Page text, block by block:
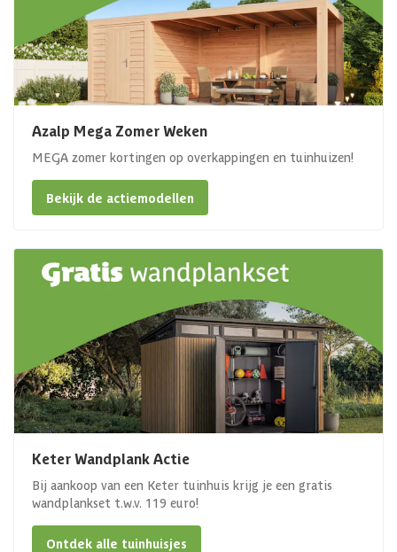
Azalp Mega Zomer Weken
MEGA zomer kortingen op overkappingen en tuinhuizen!
Bekijk de actiemodellen
Keter Wandplank Actie
Bij aankoop van een Keter tuinhuis krijg je een gratis
wandplankset t.w.v. 119 euro!
Ontdek alle tuinhuisjes